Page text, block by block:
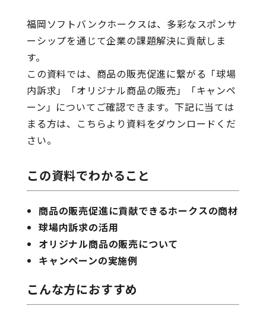
福岡ソフトバンクホークスは、多彩なスポンサ
ーシップを通じて企業の課題解決に貢献しま
す。
この資料では、商品の販売促進に繋がる「球場
内訴求」「オリジナル商品の販売」「キャンペ
ーン」についてご確認できます。下記に当ては
まる方は、こちらより資料をダウンロードくだ
さい。
この資料でわかること
商品の販売促進に貢献できるホークスの商材
球場内訴求の活用
オリジナル商品の販売について
キャンペーンの実施例
こんな方におすすめ